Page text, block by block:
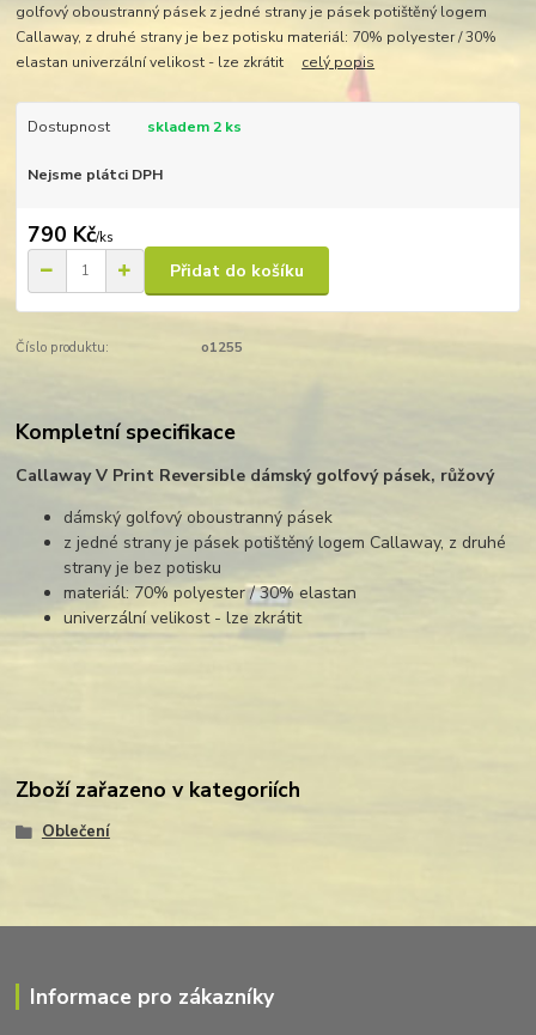
golfový oboustranný pásek z jedné strany je pásek potištěný logem
Callaway, z druhé strany je bez potisku materiál: 70% polyester / 30%
elastan univerzální velikost - lze zkrátit celý popis
Dostupnost skladem 2 ks
Nejsme plátci DPH
790 Kč/ks
Přidat do košíku
Číslo produktu: o1255
Kompletní specifikace
Callaway V Print Reversible dámský golfový pásek, růžový
dámský golfový oboustranný pásek
z jedné strany je pásek potištěný logem Callaway, z druhé
strany je bez potisku
materiál: 70% polyester / 30% elastan
univerzální velikost - lze zkrátit
Zboží zařazeno v kategoriích
Oblečení
Informace pro zákazníky